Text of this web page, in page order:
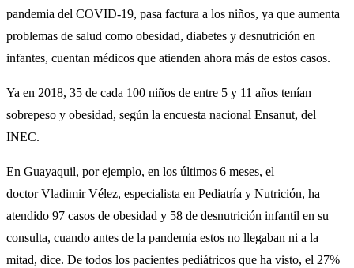
pandemia del COVID-19, pasa factura a los niños, ya que aumenta
problemas de salud como obesidad, diabetes y desnutrición en
infantes, cuentan médicos que atienden ahora más de estos casos.
Ya en 2018, 35 de cada 100 niños de entre 5 y 11 años tenían
sobrepeso y obesidad, según la encuesta nacional Ensanut, del
INEC.
En Guayaquil, por ejemplo, en los últimos 6 meses, el
doctor Vladimir Vélez, especialista en Pediatría y Nutrición, ha
atendido 97 casos de obesidad y 58 de desnutrición infantil en su
consulta, cuando antes de la pandemia estos no llegaban ni a la
mitad, dice. De todos los pacientes pediátricos que ha visto, el 27%